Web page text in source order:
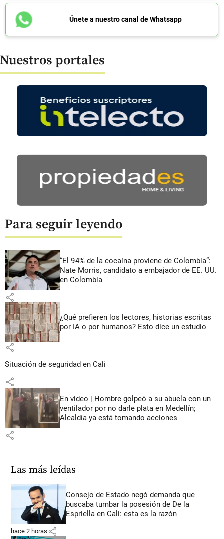
Únete a nuestro canal de Whatsapp
Nuestros portales
Para seguir leyendo
“El 94% de la cocaína proviene de Colombia”:
Nate Morris, candidato a embajador de EE. UU.
en Colombia
share
¿Qué prefieren los lectores, historias escritas
por IA o por humanos? Esto dice un estudio
share
Situación de seguridad en Cali
share
En video | Hombre golpeó a su abuela con un
ventilador por no darle plata en Medellín;
Alcaldía ya está tomando acciones
share
Las más leídas
Consejo de Estado negó demanda que
buscaba tumbar la posesión de De la
Espriella en Cali: esta es la razón
hace 2 horas share